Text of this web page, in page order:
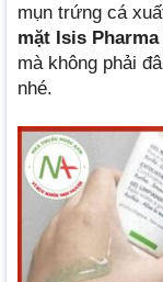
mụn trứng cá
mặt Isis
mà không phải
nhé.